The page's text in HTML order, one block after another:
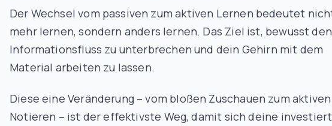
Der Wechsel vom passiven zum aktiven Lernen bedeutet
mehr lernen, sondern anders lernen. Das Ziel ist, bewusst den
Informationsfluss zu unterbrechen und dein Gehirn mit dem
Material arbeiten zu lassen.
Diese eine Veränderung – vom bloßen Zuschauen zum aktiven
Notieren – ist der effektivste Weg, damit sich deine